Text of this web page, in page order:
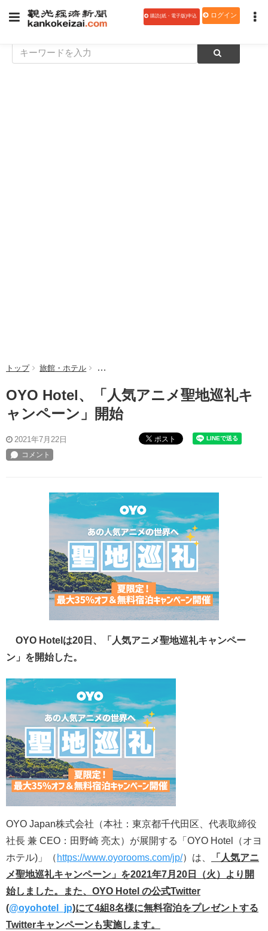
購読(紙・電子版)申込 ログイン
トップ 旅館・ホテル OYO Hotel、「人気アニメ聖地巡礼キャンペー
OYO Hotel、「人気アニメ聖地巡礼キ
ャンペーン」開始
2021年7月22日 ポスト
OYO Hotelは20日、「人気アニメ聖地巡礼キャンペー
ン」を開始した。
OYO Japan株式会社（本社：東京都千代田区、代表取締役
社長 兼 CEO：田野崎 亮太）が展開する「OYO Hotel（オヨ
ホテル)」（ https://www.oyorooms.com/jp/）は、
「人気アニ
メ聖地巡礼キャンペーン」を2021年7月20日（火）より開
始しました。また、OYO Hotel の公式Twitter
(@oyohotel_jp)にて4組8名様に無料宿泊をプレゼントする
Twitterキャンペーンも実施します。